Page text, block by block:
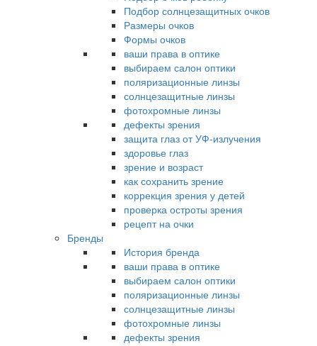
Подбор солнцезащитных очков
Размеры очков
Формы очков
ваши права в оптике
выбираем салон оптики
поляризационные линзы
солнцезащитные линзы
фотохромные линзы
дефекты зрения
защита глаз от УФ-излучения
здоровье глаз
зрение и возраст
как сохранить зрение
коррекция зрения у детей
проверка остроты зрения
рецепт на очки
Бренды
История бренда
ваши права в оптике
выбираем салон оптики
поляризационные линзы
солнцезащитные линзы
фотохромные линзы
дефекты зрения